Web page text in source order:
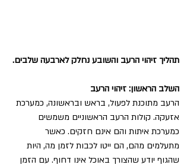
תהליך זיהוי הרעב והשובע נחלק לארבעה שלבים.
השלב הראשון: זיהוי הרעב
הרעב מתוכנת לפעול, בראש ובראשונה, כמערכת
אזעקה. קולות הרעב הראשוניים משמשים
כמערכת איתות והם אינם חזקים. כאשר
מתעלמים מהם, הם ייטו לכבות לזמן מה, היות
שהגוף יודע שהצורך באוכל אינו דחוף. עם הזמן